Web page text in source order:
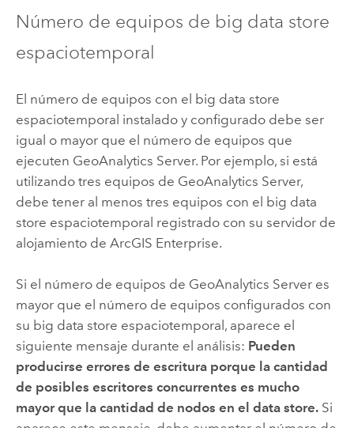
Número de equipos de big data store
espaciotemporal
El número de equipos con el big data store
espaciotemporal instalado y configurado debe ser
igual o mayor que el número de equipos que
ejecuten GeoAnalytics Server. Por ejemplo, si está
utilizando tres equipos de GeoAnalytics Server,
debe tener al menos tres equipos con el big data
store espaciotemporal registrado con su servidor de
alojamiento de ArcGIS Enterprise.
Si el número de equipos de GeoAnalytics Serveres
mayor que el número de equipos configurados con
su big data store espaciotemporal, aparece el
siguiente mensaje durante el análisis: Pueden
producirse errores de escritura porque la cantidad
de posibles escritores concurrentes es mucho
mayor que la cantidad de nodos en el data store.Si